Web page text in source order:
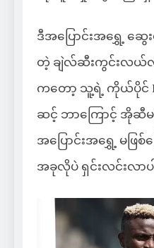
ဒီအပြောင်းအရွှေ့ ဆွေ
တဲ့ ချဲလ်ဆီးကွင်းလယ်
ကတော့ သူ့ရဲ့ ကိုယ်ပိုင်
ဆင့် ဘာကြောင့် အိုဆီမ
အပြောင်းအရွှေ့ မဖြ
အခုလိုပဲ ရှင်းလင်းလာ